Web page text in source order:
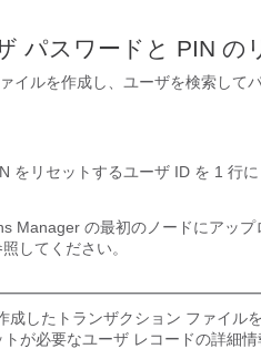
パスワードと PIN の
イルを作成し、ユーザを検索して
をリセットするユーザ ID を 1 行
Manager の最初のノードにアップ
してください。
したトランザクション ファイル
が必要なユーザ レコードの詳細